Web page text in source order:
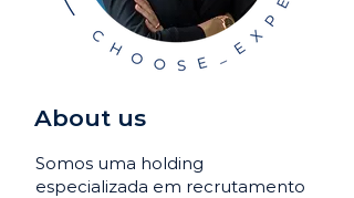
About us
Somos uma holding
especializada em recrutamento